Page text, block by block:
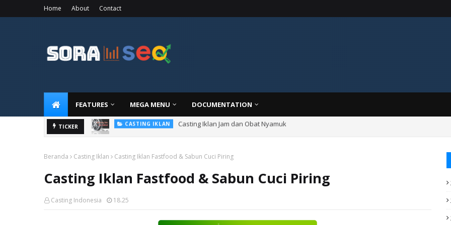
Home About Contact
FEATURES MEGA MENU DOCUMENTATION
TICKER CASTING IKLAN Casting Iklan Fastfood
Beranda Casting Iklan Casting Iklan Fastfood & Sabun Cuci Piring
Casting Iklan Fastfood & Sabun Cuci Piring
Casting Indonesia 18.25